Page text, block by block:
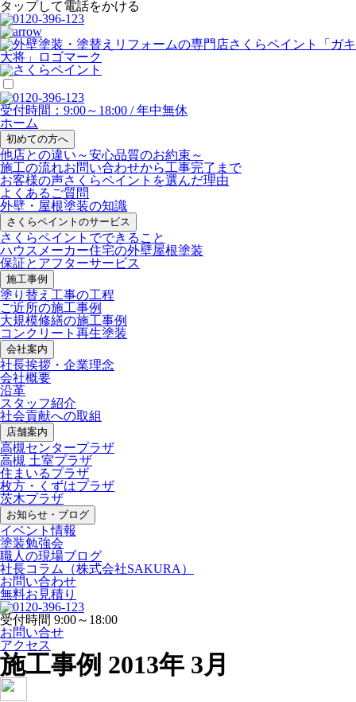
タップして電話をかける
受付時間：9:00～18:00 / 年中無休
ホーム
初めての方へ
他店との違い ～安心品質のお約束～
施工の流れお問い合わせから工事完了まで
お客様の声さくらペイントを選んだ理由
よくあるご質問
外壁・屋根塗装の知識
さくらペイントのサービス
さくらペイントでできること
ハウスメーカー住宅の外壁屋根塗装
保証とアフターサービス
施工事例
塗り替え工事の工程
ご近所の施工事例
大規模修繕の施工事例
コンクリート再生塗装
会社案内
社長挨拶・企業理念
会社概要
沿革
スタッフ紹介
社会貢献への取組
店舗案内
高槻センタープラザ
高槻 土室プラザ
住まいるプラザ
枚方・くずはプラザ
茨木プラザ
お知らせ・ブログ
イベント情報
塗装勉強会
職人の現場ブログ
社長コラム
（株式会社SAKURA）
お問い合わせ
無料お見積り
受付時間 9:00～18:00
お問い合せ
アクセス
施工事例 2013年 3月